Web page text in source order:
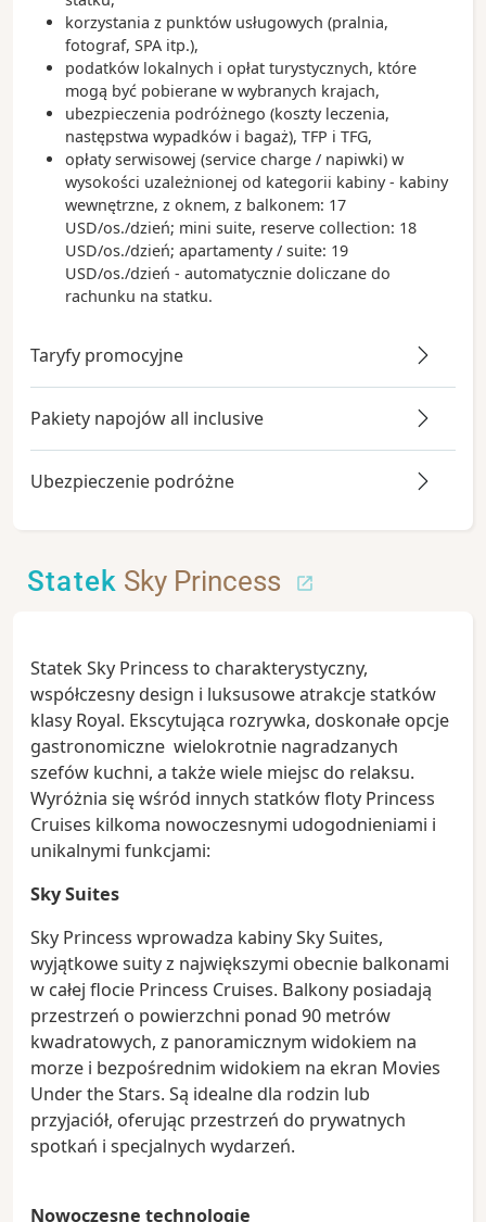
korzystania z punktów usługowych (pralnia,
fotograf, SPA itp.),
podatków lokalnych i opłat turystycznych, które
mogą być pobierane w wybranych krajach,
ubezpieczenia podróżnego (koszty leczenia,
następstwa wypadków i bagaż), TFP i TFG,
opłaty serwisowej (service charge / napiwki) w
wysokości uzależnionej od kategorii kabiny - kabiny
wewnętrzne, z oknem, z balkonem: 17
USD/os./dzień; mini suite, reserve collection: 18
USD/os./dzień; apartamenty / suite: 19
USD/os./dzień - automatycznie doliczane do
rachunku na statku.
Taryfy promocyjne
Pakiety napojów all inclusive
Ubezpieczenie podróżne
Statek Sky Princess
Statek Sky Princess to charakterystyczny,
współczesny design i luksusowe atrakcje statków
klasy Royal. Ekscytująca rozrywka, doskonałe opcje
gastronomiczne wielokrotnie nagradzanych
szefów kuchni, a także wiele miejsc do relaksu.
Wyróżnia się wśród innych statków floty Princess
Cruises kilkoma nowoczesnymi udogodnieniami i
unikalnymi funkcjami:
Sky Suites
Sky Princess wprowadza kabiny Sky Suites,
wyjątkowe suity z największymi obecnie balkonami
w całej flocie Princess Cruises. Balkony posiadają
przestrzeń o powierzchni ponad 90 metrów
kwadratowych, z panoramicznym widokiem na
morze i bezpośrednim widokiem na ekran Movies
Under the Stars. Są idealne dla rodzin lub
przyjaciół, oferując przestrzeń do prywatnych
spotkań i specjalnych wydarzeń.
Nowoczesne technologie